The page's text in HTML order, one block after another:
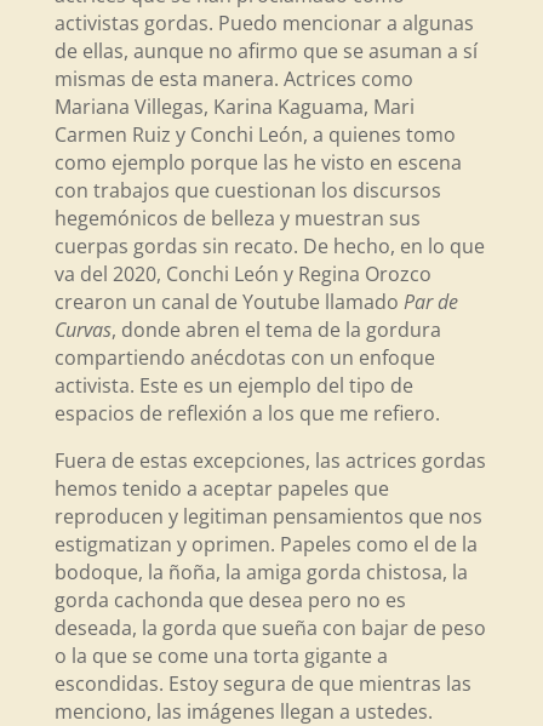
activistas gordas. Puedo mencionar a algunas
de ellas, aunque no afirmo que se asuman a sí
mismas de esta manera. Actrices como
Mariana Villegas, Karina Kaguama, Mari
Carmen Ruiz y Conchi León, a quienes tomo
como ejemplo porque las he visto en escena
con trabajos que cuestionan los discursos
hegemónicos de belleza y muestran sus
cuerpas gordas sin recato. De hecho, en lo que
va del 2020, Conchi León y Regina Orozco
crearon un canal de Youtube llamado Par de
Curvas, donde abren el tema de la gordura
compartiendo anécdotas con un enfoque
activista. Este es un ejemplo del tipo de
espacios de reflexión a los que me refiero.
Fuera de estas excepciones, las actrices gordas
hemos tenido a aceptar papeles que
reproducen y legitiman pensamientos que nos
estigmatizan y oprimen. Papeles como el de la
bodoque, la ñoña, la amiga gorda chistosa, la
gorda cachonda que desea pero no es
deseada, la gorda que sueña con bajar de peso
o la que se come una torta gigante a
escondidas. Estoy segura de que mientras las
menciono, las imágenes llegan a ustedes.